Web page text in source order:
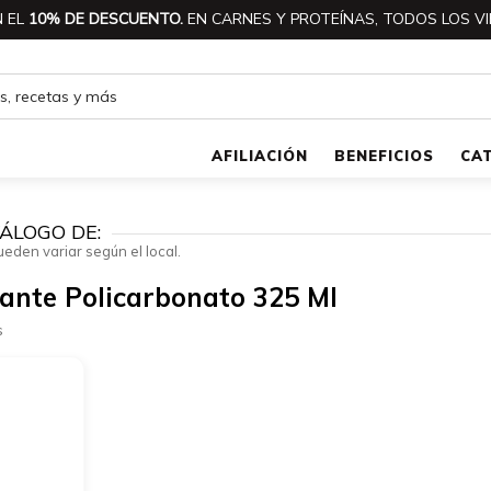
EL 10% DE DESCUENTO. EN CARNES Y PROTEÍNAS, TODOS LOS
AFILIACIÓN BENEFICIOS
DE:
variar según el local.
Policarbonato 325 Ml